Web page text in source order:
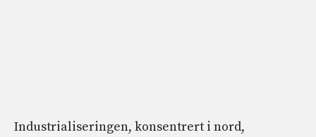
Industrialiseringen, konsentrert i nord,